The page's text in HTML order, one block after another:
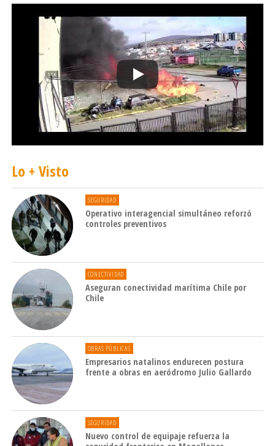
Lo + Visto
SEGURIDAD
Operativo interagencial simultáneo reforzó
controles preventivos
CONECTIVIDAD
Aseguran conectividad marítima Chile por
Chile
OBRAS PÚBLICAS
Empresarios natalinos endurecen postura
frente a obras en aeródromo Julio Gallardo
SEGURIDAD
Nuevo control de equipaje refuerza la